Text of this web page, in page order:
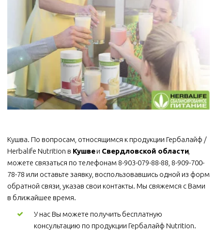
Кушва. По вопросам, относящимся к продукции Гербалайф /
Herbalife Nutrition в Кушве и Свердловской области,
можете связаться по телефонам 8-903-079-88-88, 8-909-700-
78-78 или оставьте заявку, воспользовавшись одной из форм
обратной связи, указав свои контакты. Мы свяжемся с Вами
в ближайшее время.
У нас Вы можете получить бесплатную
консультацию по продукции Гербалайф Nutrition.